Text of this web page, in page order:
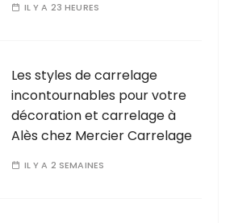
IL Y A 23 HEURES
Les styles de carrelage
incontournables pour votre
décoration et carrelage à
Alès chez Mercier Carrelage
IL Y A 2 SEMAINES